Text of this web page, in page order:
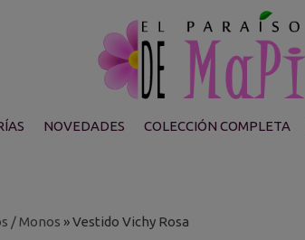
NOVEDADES COLECCIÓN COMPLETA
/ Monos »Vestido Vichy Rosa